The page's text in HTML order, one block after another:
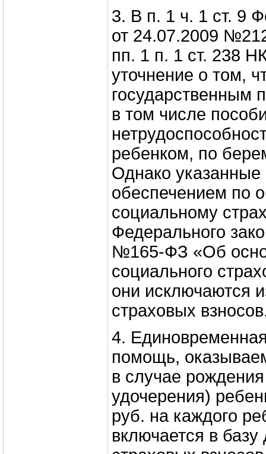
3. В п. 1 ч. 1 ст. 9
от 24.07.2009
пп. 1 п. 1 ст. 238
уточнение о том,
государственным
в том числе
ребенком, по
Однако
обеспечением по
социальному
Федерального
№165‑ФЗ «Об
социального
они исключаются
страховых
4.
помощь,
в случае
удочерения)
руб. на каждого
включается в